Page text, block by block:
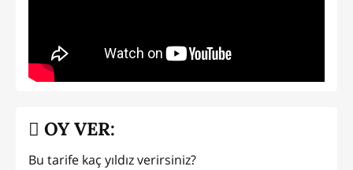
OY VER:
Bu tarife kaç yıldız verirsiniz?